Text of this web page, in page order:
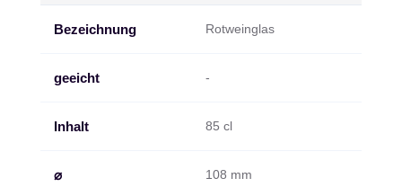
Bezeichnung Rotweinglas
geeicht -
Inhalt 85 cl
⌀ 108 mm